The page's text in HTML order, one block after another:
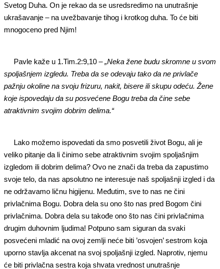
Svetog Duha. On je rekao da se usredsredimo na unutrašnje
ukrašavanje – na uvežbavanje tihog i krotkog duha. To će biti
mnogoceno pred Njim!
Pavle kaže u 1.Tim.2:9,10 –„Neka žene budu skromne u svom
spoljašnjem izgledu. Treba da se odevaju tako da ne privlače
pažnju okoline na svoju frizuru, nakit, bisere ili skupu odeću. Žene
koje ispovedaju da su posvećene Bogu treba da čine sebe
atraktivnim svojim dobrim delima.“
Lako možemo ispovedati da smo posvetili život Bogu, ali je
veliko pitanje da li činimo sebe atraktivnim svojim spoljašnjim
izgledom ili dobrim delima? Ovo ne znači da treba da zapustimo
svoje telo, da nas apsolutno ne interesuje naš spoljašnji izgled i da
ne održavamo ličnu higijenu. Međutim, sve to nas ne čini
privlačnima Bogu. Dobra dela su ono što nas pred Bogom čini
privlačnima. Dobra dela su takođe ono što nas čini privlačnima
drugim duhovnim ljudima! Potpuno sam siguran da svaki
posvećeni mladić na ovoj zemlji neće biti ’osvojen’ sestrom koja
uporno stavlja akcenat na svoj spoljašnji izgled. Naprotiv, njemu
će biti privlačna sestra koja shvata vrednost unutrašnje